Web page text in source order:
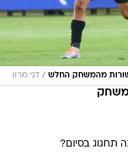
מהמשחק החלש / דני מרון
תחגוג בסיום?